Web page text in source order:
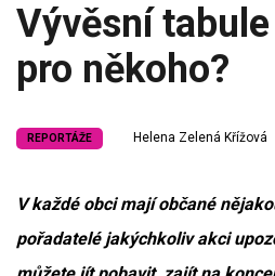
Vývěsní
pro někoho?
REPORTÁŽE Helena Zelená Křížová
V každé obci mají občané
pořadatelé jakýchkoliv akci